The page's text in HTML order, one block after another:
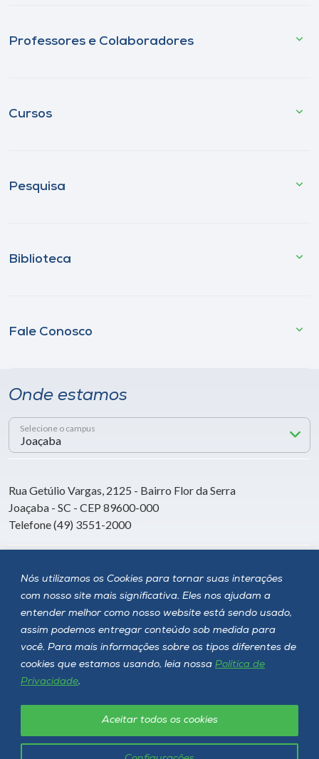
Nós utilizamos os Cookies para tornar suas interações
com nosso site mais significativa. Eles nos ajudam a
entender melhor como nosso website está sendo usado,
assim podemos entregar conteúdo sob medida para
você. Para mais informações sobre os tipos diferentes de
cookies que estamos usando, leia nossa Política de
Privacidade.
Aceitar todos os cookies
Professores e Colaboradores
Cursos
Pesquisa
Biblioteca
Fale Conosco
Onde estamos
Selecione o campus
Rua Getúlio Vargas, 2125 - Bairro Flor da Serra
Joaçaba - SC - CEP 89600-000
Telefone (49) 3551-2000
Siga a Unoesc
Política de privacidade LGPD